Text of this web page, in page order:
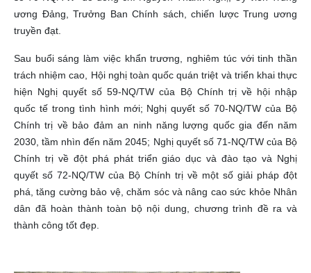
ương Đảng, Trưởng Ban Chính sách, chiến lược Trung ương
truyền đạt.
Sau buổi sáng làm việc khẩn trương, nghiêm túc với tinh thần
trách nhiệm cao, Hội nghị toàn quốc quán triệt và triển khai thực
hiện Nghị quyết số 59-NQ/TW của Bộ Chính trị về hội nhập
quốc tế trong tình hình mới; Nghị quyết số 70-NQ/TW của Bộ
Chính trị về bảo đảm an ninh năng lượng quốc gia đến năm
2030, tầm nhìn đến năm 2045; Nghị quyết số 71-NQ/TW của Bộ
Chính trị về đột phá phát triển giáo dục và đào tạo và Nghị
quyết số 72-NQ/TW của Bộ Chính trị về một số giải pháp đột
phá, tăng cường bảo vệ, chăm sóc và nâng cao sức khỏe Nhân
dân đã hoàn thành toàn bộ nội dung, chương trình đề ra và
thành công tốt đẹp.